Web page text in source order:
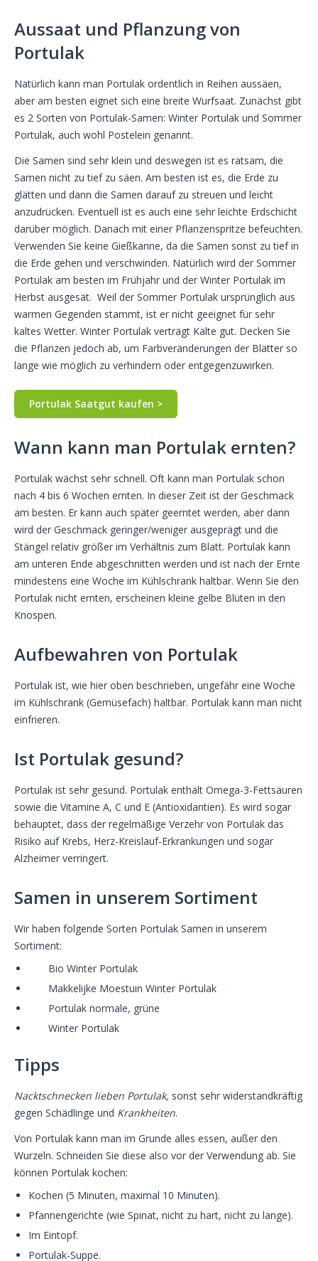
Aussaat und Pflanzung von
Portulak
Natürlich kann man Portulak ordentlich in Reihen aussäen,
aber am besten eignet sich eine breite Wurfsaat. Zunächst gibt
es 2 Sorten von Portulak-Samen: Winter Portulak und Sommer
Portulak, auch wohl Postelein genannt.
Die Samen sind sehr klein und deswegen ist es ratsam, die
Samen nicht zu tief zu säen. Am besten ist es, die Erde zu
glätten und dann die Samen darauf zu streuen und leicht
anzudrücken. Eventuell ist es auch eine sehr leichte Erdschicht
darüber möglich. Danach mit einer Pflanzenspritze befeuchten.
Verwenden Sie keine Gießkanne, da die Samen sonst zu tief in
die Erde gehen und verschwinden. Natürlich wird der Sommer
Portulak am besten im Frühjahr und der Winter Portulak im
Herbst ausgesät. Weil der Sommer Portulak ursprünglich aus
warmen Gegenden stammt, ist er nicht geeignet für sehr
kaltes Wetter. Winter Portulak verträgt Kälte gut. Decken Sie
die Pflanzen jedoch ab, um Farbveränderungen der Blätter so
lange wie möglich zu verhindern oder entgegenzuwirken.
Portulak Saatgut kaufen >
Wann kann man Portulak ernten?
Portulak wächst sehr schnell. Oft kann man Portulak schon
nach 4 bis 6 Wochen ernten. In dieser Zeit ist der Geschmack
am besten. Er kann auch später geerntet werden, aber dann
wird der Geschmack geringer/weniger ausgeprägt und die
Stängel relativ größer im Verhältnis zum Blatt. Portulak kann
am unteren Ende abgeschnitten werden und ist nach der Ernte
mindestens eine Woche im Kühlschrank haltbar. Wenn Sie den
Portulak nicht ernten, erscheinen kleine gelbe Blüten in den
Knospen.
Aufbewahren von Portulak
Portulak ist, wie hier oben beschrieben, ungefähr eine Woche
im Kühlschrank (Gemüsefach) haltbar. Portulak kann man nicht
einfrieren.
Ist Portulak gesund?
Portulak ist sehr gesund. Portulak enthält Omega-3-Fettsäuren
sowie die Vitamine A, C und E (Antioxidantien). Es wird sogar
behauptet, dass der regelmäßige Verzehr von Portulak das
Risiko auf Krebs, Herz-Kreislauf-Erkrankungen und sogar
Alzheimer verringert.
Samen in unserem Sortiment
Wir haben folgende Sorten Portulak Samen in unserem
Sortiment:
Bio Winter Portulak
Makkelijke Moestuin Winter Portulak
Portulak normale, grüne
Winter Portulak
Tipps
Nacktschnecken lieben Portulak, sonst sehr widerstandkräftig
gegen Schädlinge und Krankheiten.
Von Portulak kann man im Grunde alles essen, außer den
Wurzeln. Schneiden Sie diese also vor der Verwendung ab. Sie
können Portulak kochen:
Kochen (5 Minuten, maximal 10 Minuten).
Pfannengerichte (wie Spinat, nicht zu hart, nicht zu lange).
Im Eintopf.
Portulak-Suppe.